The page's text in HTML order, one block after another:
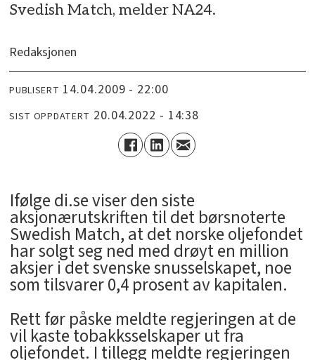
Svedish Match, melder NA24.
Redaksjonen
PUBLISERT 14.04.2009 - 22:00
SIST OPPDATERT 20.04.2022 - 14:38
Ifølge di.se viser den siste
aksjonærutskriften til det børsnoterte
Swedish Match, at det norske oljefondet
har solgt seg ned med drøyt en million
aksjer i det svenske snusselskapet, noe
som tilsvarer 0,4 prosent av kapitalen.
Rett før påske meldte regjeringen at de
vil kaste tobakksselskaper ut fra
oljefondet. I tillegg meldte regjeringen